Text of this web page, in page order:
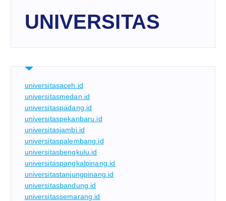
UNIVERSITAS
universitasaceh.id
universitasmedan.id
universitaspadang.id
universitaspekanbaru.id
universitasjambi.id
universitaspalembang.id
universitasbengkulu.id
universitaspangkalpinang.id
universitastanjungpinang.id
universitasbandung.id
universitassemarang.id